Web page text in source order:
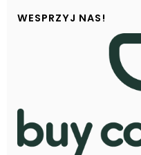
WESPRZYJ NAS!